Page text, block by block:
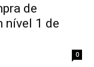
de
nível 1 de
0